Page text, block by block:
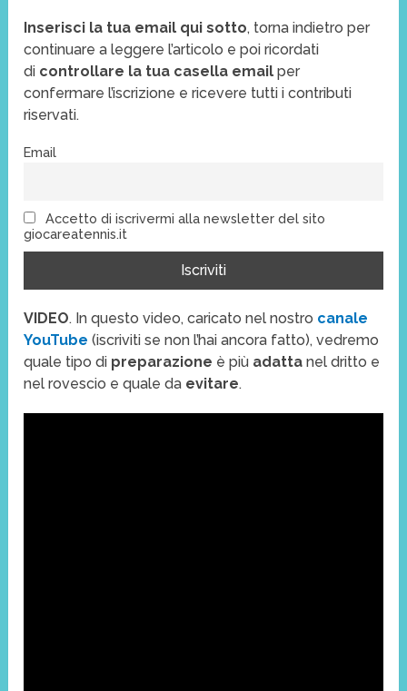
Inserisci la tua email qui sotto, torna indietro per
continuare a leggere l’articolo e poi ricordati
di controllare la tua casella emailper
confermare l’iscrizione e ricevere tutti i contributi
riservati.
Email
Accetto di iscrivermi alla newsletter del sito
giocareatennis.it
VIDEO. In questo video, caricato nel nostro canale
YouTube (iscriviti se non l’hai ancora fatto), vedremo
quale tipo di preparazione è più adatta nel dritto e
nel rovescio e quale da evitare.